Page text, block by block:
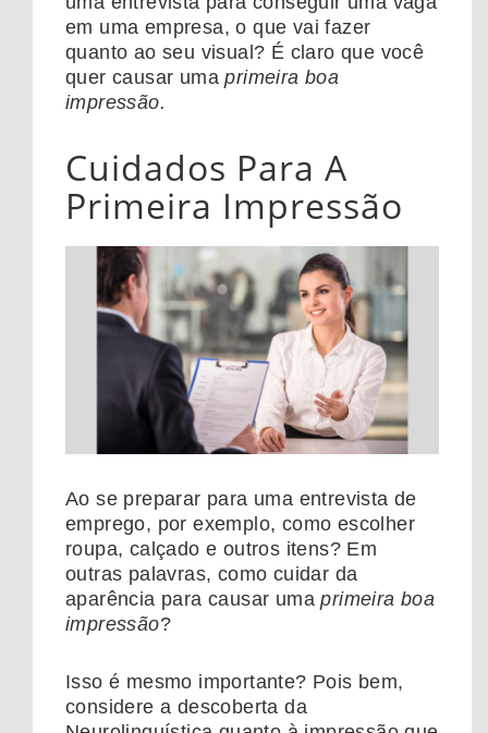
em uma empresa, o que vai fazer
quanto ao seu visual? É claro que você
quer causar umaprimeira boa
impressão.
Cuidados Para A
Primeira Impressão
Ao se preparar para uma entrevista de
emprego, por exemplo, como escolher
roupa, calçado e outros itens? Em
outras palavras, como cuidar da
aparência para causar umaprimeira boa
impressão?
Isso é mesmo importante? Pois bem,
considere a descoberta da